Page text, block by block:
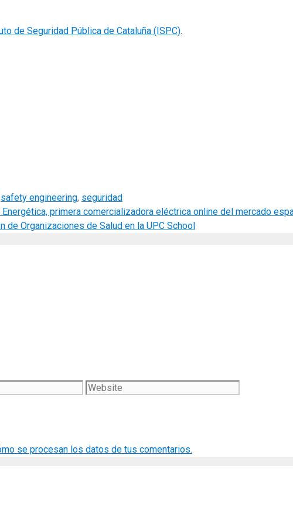
de Seguridad Pública de Cataluña (ISPC).
safety engineering, seguridad
primera comercializadora eléctrica online del mercado
Organizaciones de Salud en la UPC School
Website
se procesan los datos de tus comentarios.